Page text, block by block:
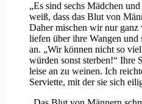
„Es sind sechs Mädchen
weiß, dass das Blut von
Daher mischen wir nur ganz
liefen über ihre Wangen und
an. „Wir können nicht so
würden sonst sterben!“ Ihre
leise an zu weinen. Ich
Serviette, mit der sie sich